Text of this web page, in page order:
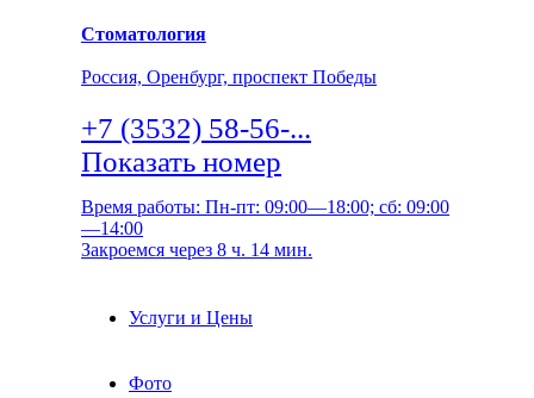
Стоматология
Россия, Оренбург, проспект Победы
+7 (3532) 58-56-...
Показать номер
Время работы: Пн-пт: 09:00—18:00; сб: 09:00
—14:00
Закроемся через 8 ч. 14 мин.
Услуги и Цены
Фото